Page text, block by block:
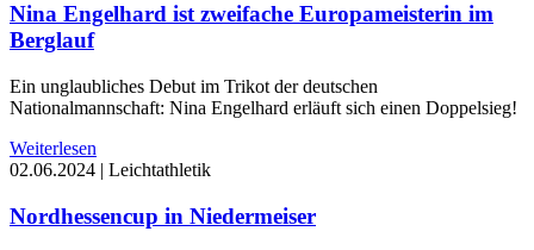
Nina Engelhard ist zweifache Europameisterin im
Berglauf
Ein unglaubliches Debut im Trikot der deutschen
Nationalmannschaft: Nina Engelhard erläuft sich einen Doppelsieg!
Weiterlesen
02.06.2024 | Leichtathletik
Nordhessencup in Niedermeiser